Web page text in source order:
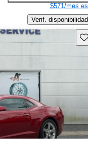
$571/mes
Verif. disponibilidad